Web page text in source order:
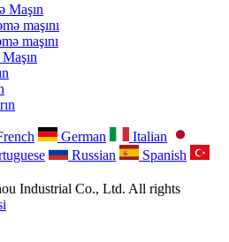
Maşın
maşını
maşını
German
Italian
Russian
Spanish
Industrial Co., Ltd. All rights